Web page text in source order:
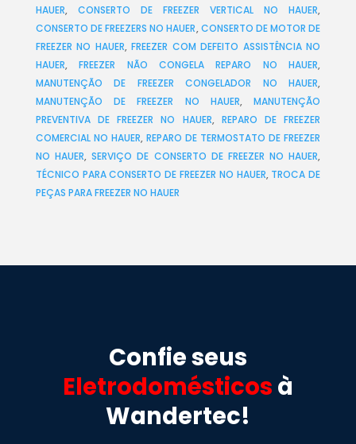
HAUER, CONSERTO DE FREEZER VERTICAL NO HAUER,
CONSERTO DE FREEZERS NO HAUER,CONSERTO DE MOTOR DE
FREEZER NO HAUER,FREEZER COM DEFEITO ASSISTÊNCIA NO
HAUER,FREEZER NÃO CONGELA REPARO NO HAUER,
MANUTENÇÃO DE FREEZER CONGELADOR NO HAUER,
MANUTENÇÃO DE FREEZER NO HAUER,MANUTENÇÃO
PREVENTIVA DE FREEZER NO HAUER, REPARO DE FREEZER
COMERCIAL NO HAUER, REPARO DE TERMOSTATO DE FREEZER
NO HAUER,SERVIÇO DE CONSERTO DE FREEZER NO HAUER,
TÉCNICO PARA CONSERTO DE FREEZER NO HAUER, TROCA DE
PEÇAS PARA FREEZER NO HAUER
Confie seus
Eletrodomésticos à
Wandertec!